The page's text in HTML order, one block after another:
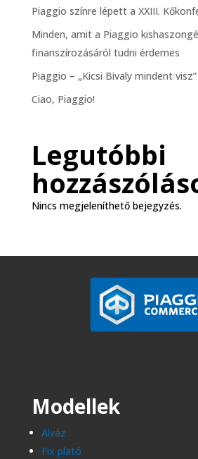
Piaggio színre lépett a XXIII.
Minden, amit a Piaggio
finanszírozásáról tudni érdemes
Piaggio – „Kicsi Bivaly mindent visz”
Ciao, Piaggio!
Legutóbbi
Nincs megjeleníthető bejegyzés.
Modellek
Alváz
Fix plató